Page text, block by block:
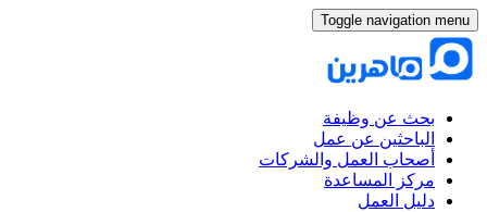
Toggle navigation menu
بحث عن وظيفة
الباحثين عن عمل
أصحاب العمل والشركات
مركز المساعدة
دليل العمل